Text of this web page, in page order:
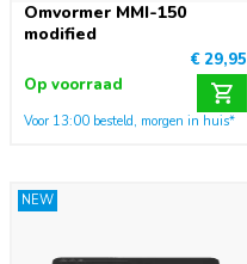
Omvormer MMI-150
modified
€ 29,95
Op voorraad
Voor 13:00 besteld, morgen in huis*
NEW